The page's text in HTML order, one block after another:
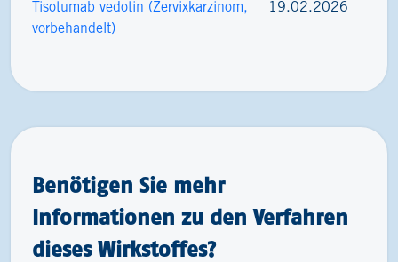
Tisotumab vedotin (Zervixkarzinom,
vorbehandelt)
19.02.2026
Benötigen Sie mehr
Informationen zu den Verfahren
dieses Wirkstoffes?